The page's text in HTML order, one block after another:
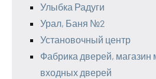
Улыбка Радуги
Урал, Баня №2
Установочный центр
Фабрика дверей,
входных дверей